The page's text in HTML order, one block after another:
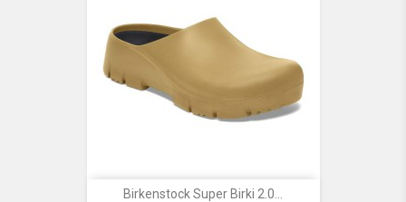
Birkenstock Super Birki 2.0...